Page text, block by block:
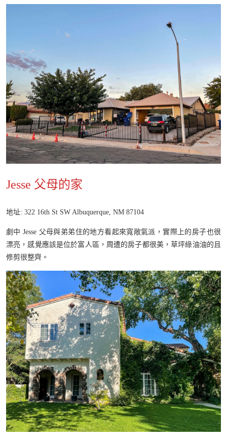
Jesse 父母的家
地址: 322 16th St SW Albuquerque, NM 87104
劇中 Jesse 父母與弟弟住的地方看起來寬敞氣派，實際上的房子也很
漂亮，感覺應該是位於富人區，周遭的房子都很美，草坪綠油油的且
修剪很整齊。